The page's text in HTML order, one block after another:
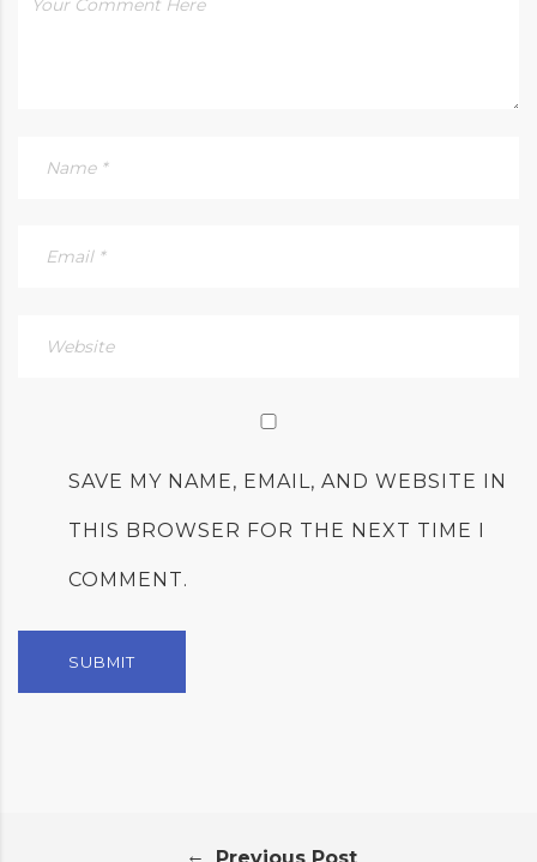
SAVE MY NAME, EMAIL, AND WEBSITE IN
THIS BROWSER FOR THE NEXT TIME I
COMMENT.
←